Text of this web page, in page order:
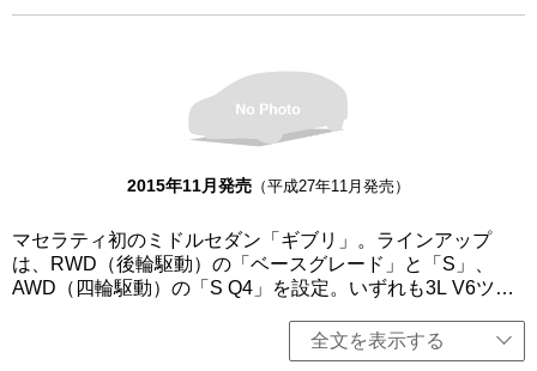
トマチックトランスミッションを搭載。275馬力のクラス最
サウンドの魅力をさらに高めるとともに、CO2排出量の低
減と優れた燃費経済性、さらに圧倒的なスポーツ性能を実
現。エクステリアは、同心円状の美しいシルエットを生み
らかで流れるようなラインにダイナミックな印象を与えて
はダッシュボードやドアにも使用可能。「ベースグレー
ド」、「S」は左右、「ベースグレード（ディーゼルエンジ
ン）」は右ハンドル、その他左ハンドルのみの設定。
2015年11月発売 （平成27年11月発売）
マセラティ初のミドルセダン「ギブリ」。ラインアップ
は、RWD（後輪駆動）の「ベースグレード」と「S」、
AWD（四輪駆動）の「S Q4」を設定。いずれも3L V6ツイ
ッションを組み合わせる。クアトロポルテより軽量かつコ
ンパクトでスポーティーでありながら、パワフルなパフォ
全文を表示する